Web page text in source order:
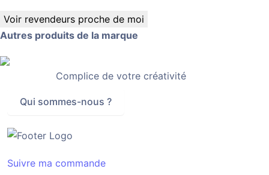
Voir revendeurs proche de moi
Autres produits de la marque
Complice de votre créativité
Qui sommes-nous ?
Suivre ma commande